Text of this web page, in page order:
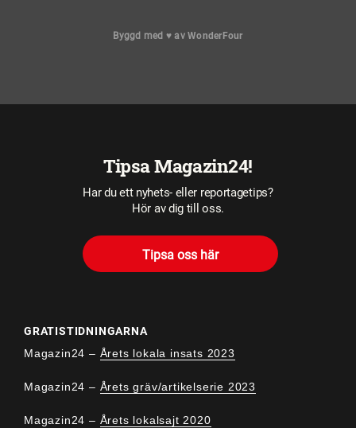
Byggd med ♥ avWonderFour
Tipsa Magazin24!
Har du ett nyhets- eller reportagetips?
Hör av dig till oss.
Tipsa oss här
GRATISTIDNINGARNA
Magazin24 – Årets lokala insats 2023
Magazin24 – Årets gräv/artikelserie 2023
Magazin24 – Årets lokalsajt 2020